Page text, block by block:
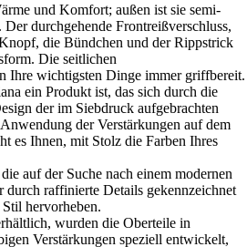
und Komfort; außen ist sie semi-
durchgehende Frontreißverschluss,
die Bündchen und der Rippstrick
Die seitlichen
Ihre wichtigsten Dinge immer griffbereit.
ein Produkt ist, das sich durch die
der im Siebdruck aufgebrachten
der Verstärkungen auf dem
es Ihnen, mit Stolz die Farben Ihres
auf der Suche nach einem modernen
raffinierte Details gekennzeichnet
hervorheben.
wurden die Oberteile in
Verstärkungen speziell entwickelt,